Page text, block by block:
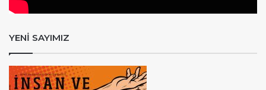
YENİ SAYIMIZ